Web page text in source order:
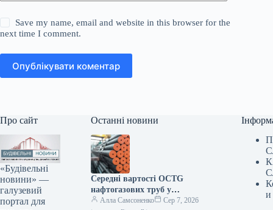
Save my name, email and website in this browser for the
next time I comment.
Опублікувати коментар
Про сайт
«Будівельні
новини» —
галузевий
портал для
Останні новини
Середні вартості OCTG
нафтогазових труб у
Сполучених Штатах у липні
Алла Самсоненко
Сер 7, 2026
и